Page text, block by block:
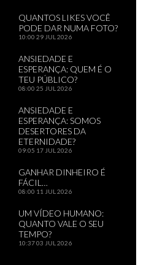
QUANTOS LIKES VOCÊ
PODE DAR NUMA FOTO?
10:00 29 JUL 2026
ANSIEDADE E
ESPERANÇA: QUEM É O
TEU PÚBLICO?
08:00 25 JUL 2026
ANSIEDADE E
ESPERANÇA: SOMOS
DESERTORES DA
ETERNIDADE?
09:05 17 JUL 2026
GANHAR DINHEIRO É
FÁCIL…
08:00 11 JUL 2026
UM VÍDEO HUMANO:
QUANTO VALE O SEU
TEMPO?
10:3703 JUL 2026